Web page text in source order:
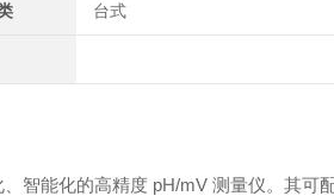
台式
智能化的高精度 pH/mV 测量仪。其可